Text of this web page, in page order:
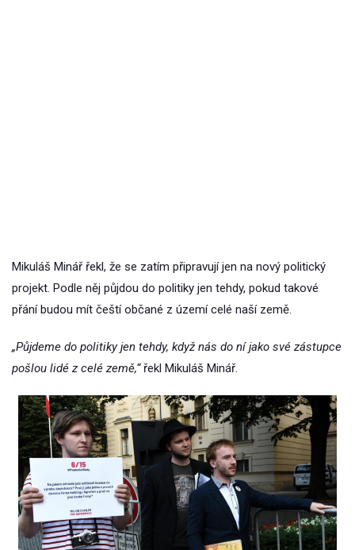
Mikuláš Minář řekl, že se zatím připravují jen na nový politický
projekt. Podle něj půjdou do politiky jen tehdy, pokud takové
přání budou mít čeští občané z území celé naší země.
„Půjdeme do politiky jen tehdy, když nás do ní jako své zástupce
pošlou lidé z celé země,“řekl Mikuláš Minář.